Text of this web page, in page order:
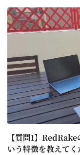
【質問1】
いう特徴を教えてく